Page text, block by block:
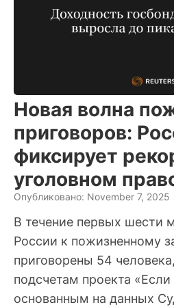
Новая волна
приговоров:
фиксирует
уголовном
Опубликовано: November 7, 2025
В течение первых шести
России к пожизненному
приговорены 54
подсчетам проекта
основанным на данных